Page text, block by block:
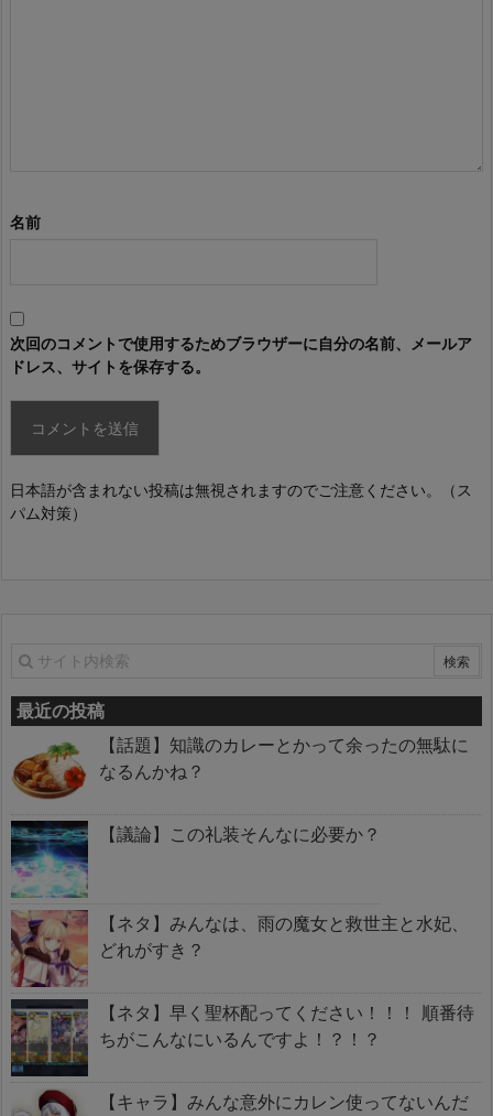
名前
次回のコメントで使用するためブラウザーに自分の名前、メールア
ドレス、サイトを保存する。
日本語が含まれない投稿は無視されますのでご注意ください。（ス
パム対策）
最近の投稿
【話題】知識のカレーとかって余ったの無駄に
なるんかね？
【議論】この礼装そんなに必要か？
【ネタ】みんなは、雨の魔女と救世主と水妃、
どれがすき？
【ネタ】早く聖杯配ってください！！！ 順番待
ちがこんなにいるんですよ！？！？
【キャラ】みんな意外にカレン使ってないんだ